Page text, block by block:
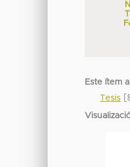
Este ítem
Tesis